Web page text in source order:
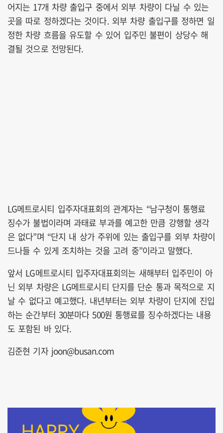
어지는 17개 차량 출입구 중에서 외부 차량이 다닐 수 있는
곳을 따로 정하겠다는 것이다. 외부 차량 출입구를 정하면 일
정한 차량 흐름을 유도할 수 있어 입주민 불편이 상당수 해
결될 것으로 전망된다.
LG메트로시티 입주자대표회의 관계자는 “남구청이 통행료
징수가 불법이라며 과태료 부과를 예고한 만큼 강행할 생각
은 없다”며 “단지 내 상가 주위에 있는 출입구를 외부 차량이
드나들 수 있게 조치하는 것을 고려 중”이라고 말했다.
앞서 LG메트로시티 입주자대표회의는 새해부터 입주민이 아
닌 외부 차량은 LG메트로시티 단지를 단순 통과 목적으로 지
날 수 없다고 예고했다. 내년부터는 외부 차량이 단지에 진입
하는 순간부터 30분마다 500원 통행료를 징수하겠다는 내용
도 포함된 바 있다.
김준현 기자 joon@busan.com